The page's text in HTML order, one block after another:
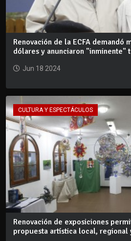
Renovación de la ECFA demandó
dólares y anunciaron "inminente"
Jun 18 2024
CULTURA Y ESPECTÁCULOS
Renovación de exposiciones
propuesta artística local,